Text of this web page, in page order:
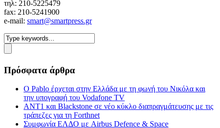
τηλ: 210-5225479
fax: 210-5241900
e-mail: smart@smartpress.gr
Πρόσφατα άρθρα
Ο Pablo έρχεται στην Ελλάδα με τη φωνή του Νικόλα και
την υπογραφή του Vodafone TV
ΑΝΤ1 και Blackstone σε νέο κύκλο διαπραγμάτευσης με τις
τράπεζες για τη Forthnet
Συμφωνία ΕΛΔΟ με Airbus Defence & Space